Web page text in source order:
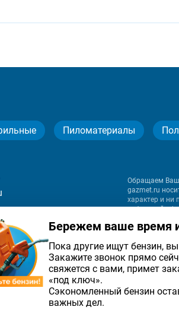
Пиломатериалы
Обращаем
gazmet.ru
характер и ни
публичной
Федерации.
на
конфиденциальности
ОК
Бережем ваше время
Пока другие ищут бензин,
Закажите звонок прямо
свяжется с вами, примет
«под ключ».
Сэкономленный бензин
важных дел.